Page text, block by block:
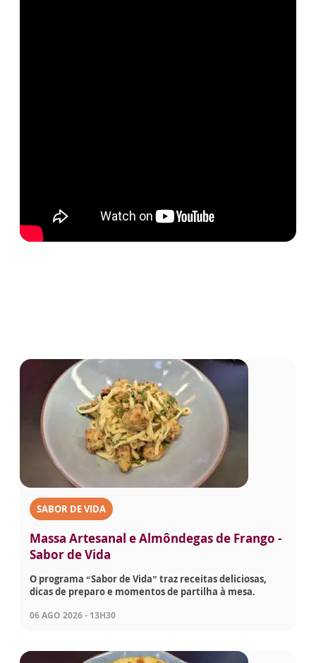
SABOR DE VIDA
Massa Artesanal e Almôndegas de Frango -
Sabor de Vida
O programa “Sabor de Vida” traz receitas deliciosas,
dicas de preparo e momentos de partilha à mesa.
06 AGO 2026 - 13H30